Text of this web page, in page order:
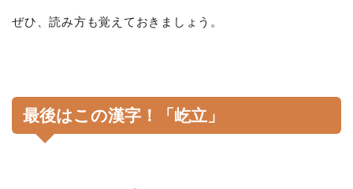
ぜひ、読み方も覚えておきましょう。
最後はこの漢字！「屹立」